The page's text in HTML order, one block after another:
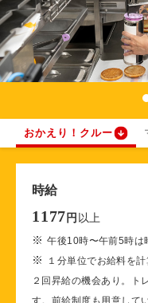
おかえり！クルー
時給
1177 円 以上
※午後10時〜午前5時は
※
１分単位でお給料を
２回昇給の機会あり。ト
す。前給制度も用意して